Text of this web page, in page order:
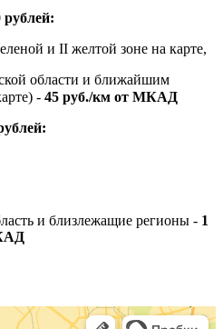
рублей:
и II желтой зоне на карте,
области и ближайшим
- 45 руб./км от МКАД
и близлежащие регионы - 1